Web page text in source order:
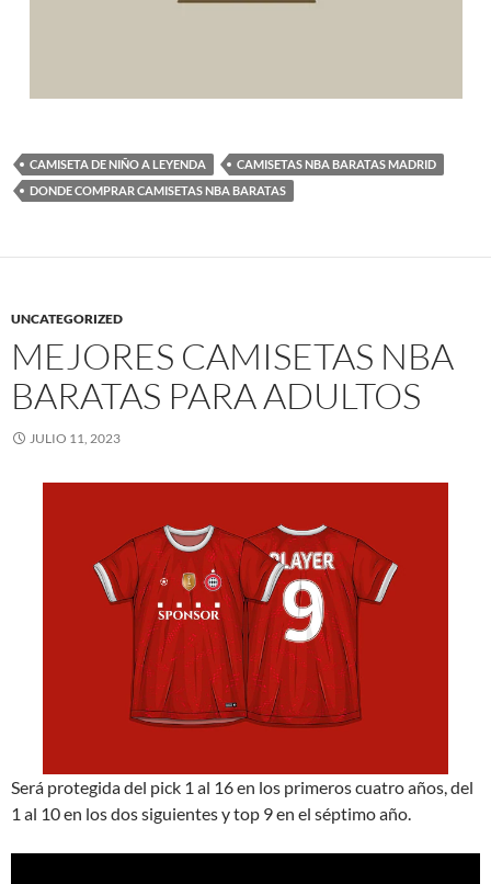
CAMISETA DE NIÑO A LEYENDA
CAMISETAS NBA BARATAS MADRID
DONDE COMPRAR CAMISETAS NBA BARATAS
UNCATEGORIZED
MEJORES CAMISETAS NBA
BARATAS PARA ADULTOS
JULIO 11, 2023
Será protegida del pick 1 al 16 en los primeros cuatro años, del
1 al 10 en los dos siguientes y top 9 en el séptimo año.